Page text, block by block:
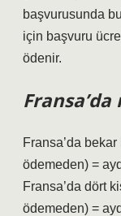
başvurusunda
için başvuru
ödenir.
Fransa’da
ödemeden) =
Fransa’da dört
ödemeden) =